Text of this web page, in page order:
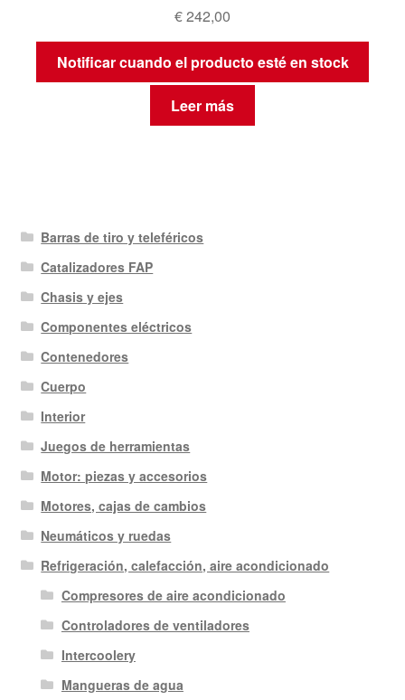
€242,00
Notificar cuando el producto esté en stock
Leer más
Barras de tiro y teleféricos
Catalizadores FAP
Chasis y ejes
Componentes eléctricos
Contenedores
Cuerpo
Interior
Juegos de herramientas
Motor: piezas y accesorios
Motores, cajas de cambios
Neumáticos y ruedas
Refrigeración, calefacción, aire acondicionado
Compresores de aire acondicionado
Controladores de ventiladores
Intercoolery
Mangueras de agua